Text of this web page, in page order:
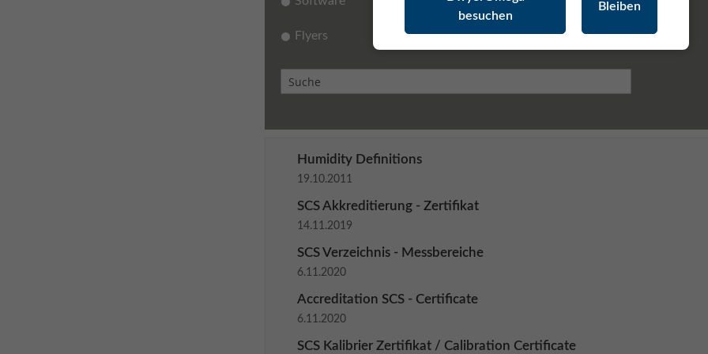
Flyers Fachartikel
Humidity Definitions
19.10.2011
SCS Akkreditierung - Zertifikat
14.11.2019
SCS Verzeichnis - Messbereiche
6.11.2020
Accreditation SCS - Certificate
6.11.2020
SCS Kalibrier Zertifikat / Calibration Certificate
besuchen
Bleiben